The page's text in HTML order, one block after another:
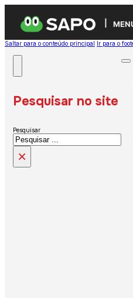
Saltar para o conteúdo principal Ir para o
Pesquisar no site
Pesquisar
×